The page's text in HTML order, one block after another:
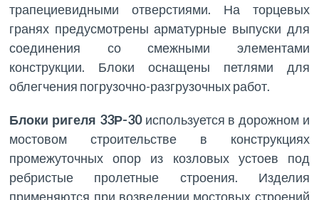
трапециевидными отверстиями. На торцевых
гранях предусмотрены арматурные выпуски для
соединения со смежными элементами
конструкции. Блоки оснащены петлями для
облегчения погрузочно-разгрузочных работ.
Блоки ригеля 33Р-30 используется в дорожном и
мостовом строительстве в конструкциях
промежуточных опор из козловых устоев под
ребристые пролетные строения. Изделия
применяются при возведении мостовых строений